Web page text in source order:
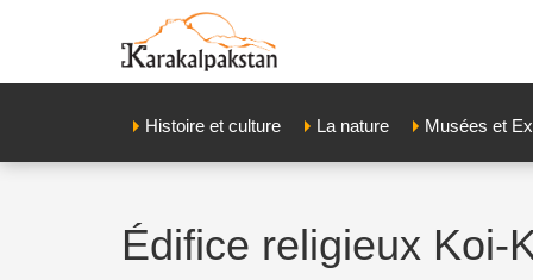
Histoire et culture La nature Musées et
Édifice religieux Koi-